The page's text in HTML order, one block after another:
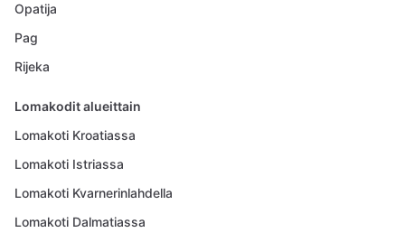
Opatija
Pag
Rijeka
Lomakodit alueittain
Lomakoti Kroatiassa
Lomakoti Istriassa
Lomakoti Kvarnerinlahdella
Lomakoti Dalmatiassa